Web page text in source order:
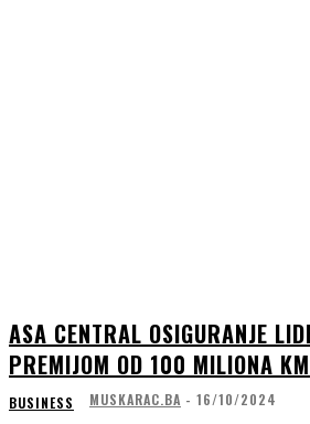
ASA CENTRAL OSIGURANJE
PREMIJOM OD 100 MILIONA KM
BUSINESS MUSKARAC.BA - 16/10/2024